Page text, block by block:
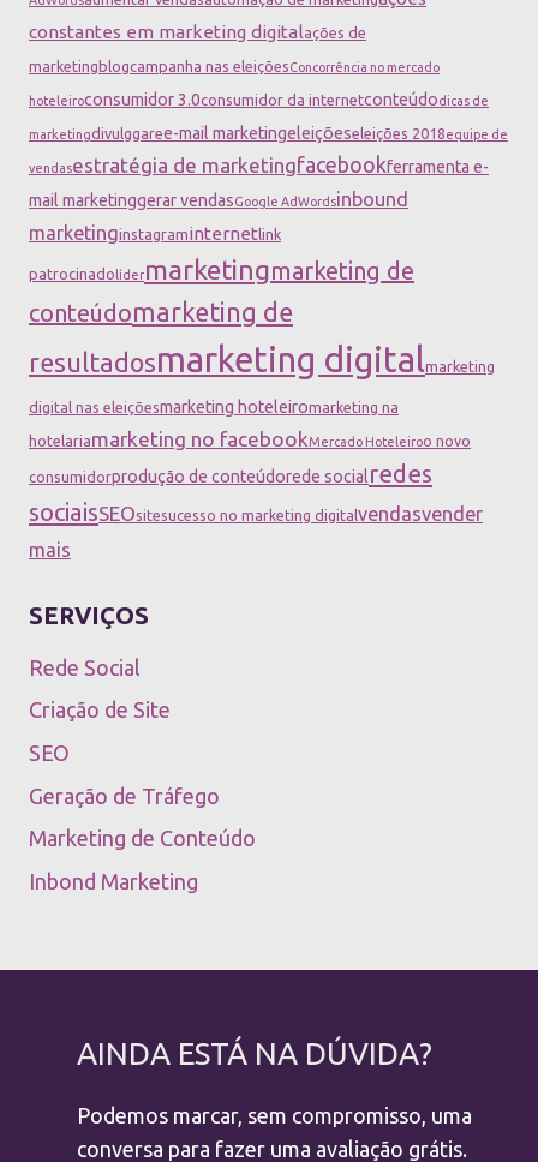
constantes em marketing digitalações de
marketing blogcampanha nas eleiçõesConcorrência no mercado
hoteleiroconsumidor 3.0consumidor da internetconteúdodicas de
marketingdivulggaree-mail marketingeleiçõeseleições 2018equipe de
vendasestratégia de marketingfacebookferramenta e-
mail marketinggerar vendasGoogle AdWordsinbound
marketinginstagraminternetlink
patrocinadolídermarketingmarketing de
conteúdomarketing de
resultadosmarketing digitalmarketing
digital nas eleiçõesmarketing hoteleiromarketing na
hotelariamarketing no facebookMercado Hoteleiroo novo
consumidorprodução de conteúdorede socialredes
sociaisSEOsitesucesso no marketing digitalvendasvender
mais
SERVIÇOS
Rede Social
Criação de Site
SEO
Geração de Tráfego
Marketing de Conteúdo
Inbond Marketing
AINDA ESTÁ NA DÚVIDA?
Podemos marcar, sem compromisso, uma
conversa para fazer uma avaliação grátis.